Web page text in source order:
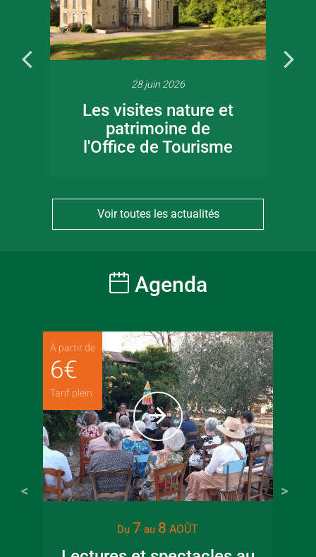
28 juin 2026
Les visites nature et
patrimoine de
l'Office de Tourisme
Voir toutes les actualités
Agenda
À partir de
6€
Tarif plein
Du 7 au 8 AOÛT